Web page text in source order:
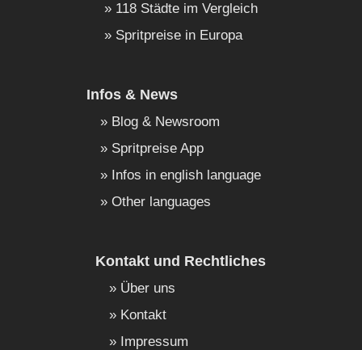
118 Städte im Vergleich
Spritpreise in Europa
Infos & News
Blog & Newsroom
Spritpreise App
Infos in english language
Other languages
Kontakt und Rechtliches
Über uns
Kontakt
Impressum